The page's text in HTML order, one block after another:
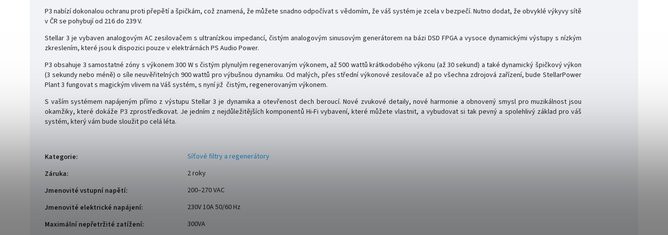
P3 nabízí dokonalou ochranu proti přepětí a špičkám, což znamená, že můžete snadno odpočívat s vědomím, že váš systém je zcela v bezpečí. Nutno dodat, že obvyklé výkyvy sítě
v ČR se pohybují od 216 do 239 V.
Stellar 3 je vybaven analogovým AC zesilovačem s ultranízkou impedancí, čistým analogovým sinusovým generátorem na bázi DSD FPGA a vysoce dynamickými výstupy s nízkým
zkreslením, které jsou k dispozici pouze v elektrárnách PS Audio Power.
P3 obsahuje 3 samostatné zóny s výkonem 300 W s čistým plynulým regenerovaným výkonem, až 500 wattů krátkodobého výkonu (až 30 sekund) a také dynamický špičkový výkon
(3 sekundy nebo méně) o síle neuvěřitelných 900 wattů pro výbušnou dynamiku. Od malých, přes střední výkonové zesilovače až po všechna zdrojová zařízení, bude StellarPower
Plant 3 fungovat s magickým vlivem na Váš systém, s nyní již čistým, regenerovaným výkonem.
S vaším systémem napájeným přímo z výstupu Stellar 3 je dynamika a otevřenost dech beroucí. Nové zvukové detaily, nové harmonie a obnovený smysl pro muzikálnost jsou
okamžiky, které dokáže P3 zprostředkovat. Je jedním z nejdůležitějších komponentů Hi-Fi vybavení, které můžete vlastnit, a vybudovat si tak pevný a spolehlivý základ pro váš
systém, který vám bude sloužit po celá léta.
Kategorie:
Síťové filtry a regenerátory
Záruka:
2 roky
Jmenovité vstupní napětí:
200–270 VAC
Jmenovité elektrické napájení:
230V 10A 50/60 Hz
Maximální nepřetržité zatížení:
300VA